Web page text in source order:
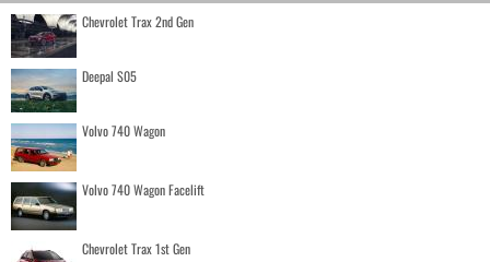
Chevrolet Trax 2nd Gen
Deepal S05
Volvo 740 Wagon
Volvo 740 Wagon Facelift
Chevrolet Trax 1st Gen